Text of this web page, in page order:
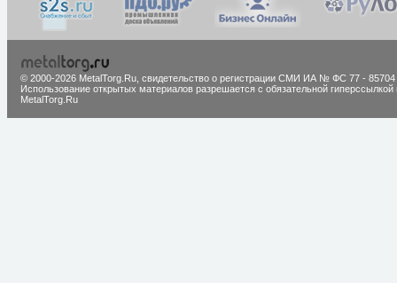
© 2000-2026 MetalTorg.Ru, cвидетельство о регистрации СМИ ИА № ФС 77 - 85704
Использование открытых материалов разрешается с обязательной гиперссылкой
MetalTorg.Ru